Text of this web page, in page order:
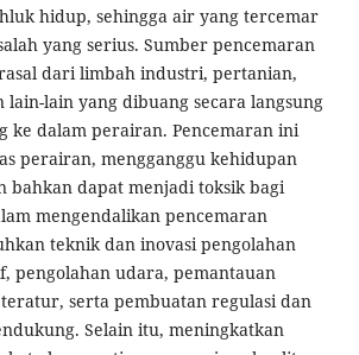
hidup, sehingga air yang tercemar
yang serius. Sumber pencemaran
dari limbah industri, pertanian,
lain-lain yang dibuang secara langsung
ke dalam perairan. Pencemaran ini
perairan, mengganggu kehidupan
bahkan dapat menjadi toksik bagi
mengendalikan pencemaran
teknik dan inovasi pengolahan
pengolahan udara, pemantauan
serta pembuatan regulasi dan
Selain itu, meningkatkan